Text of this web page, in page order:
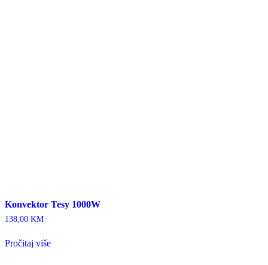
Konvektor Tesy 1000W
138,00 KM
Pročitaj više